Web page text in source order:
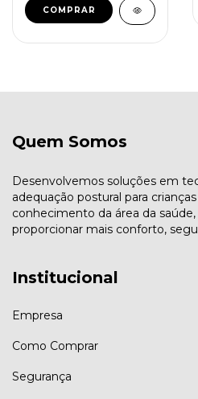
COMPRAR
Quem Somos
Desenvolvemos soluções em
adequação postural para
conhecimento da área da
proporcionar mais conforto,
Institucional
Empresa
Como Comprar
Segurança